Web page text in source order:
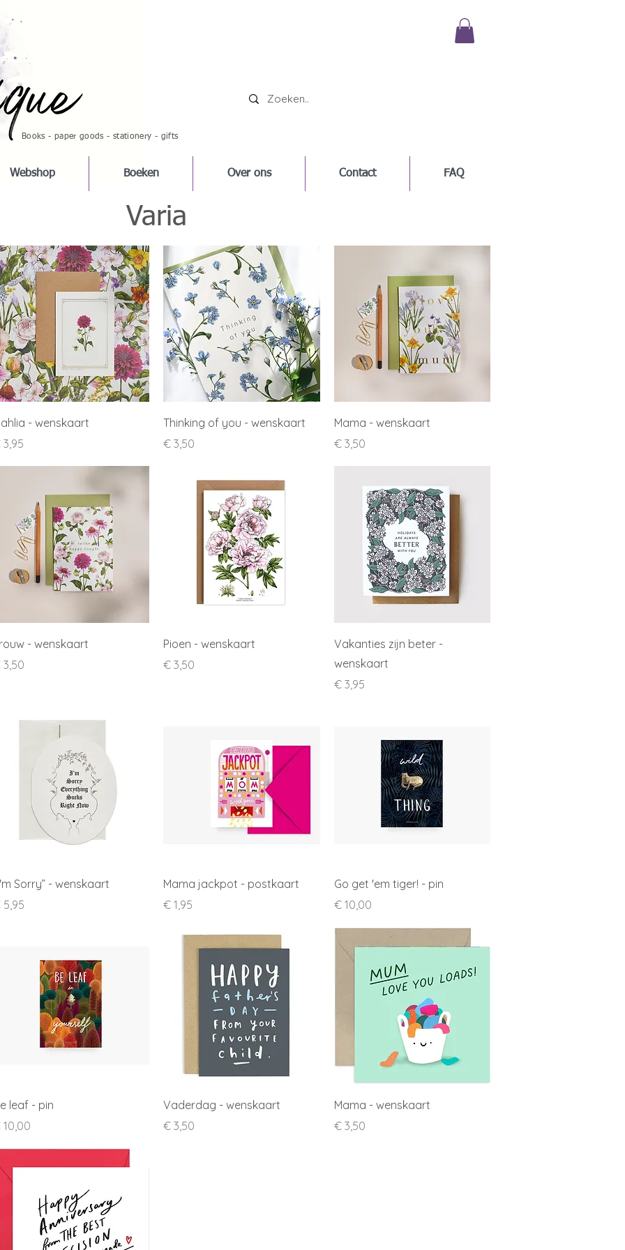
Webshop Boeken Over ons Contact FAQ
Books - paper goods - stationery - gifts
Varia
Snel overzicht
- wenskaart
Snel overzicht
Thinking of you - wenskaart
Prijs
€ 3,50
Snel overzicht
Mama - wenskaart
Prijs
€ 3,50
Snel overzicht
- wenskaart
Snel overzicht
Pioen - wenskaart
Prijs
€ 3,50
Snel overzicht
Vakanties zijn beter -
wenskaart
Prijs
€ 3,95
Snel overzicht
Sorry” - wenskaart
Snel overzicht
Mama jackpot - postkaart
Prijs
€ 1,95
Snel overzicht
Go get 'em tiger! - pin
Prijs
€ 10,00
Snel overzicht
leaf - pin
Snel overzicht
Vaderdag - wenskaart
Prijs
€ 3,50
Snel overzicht
Mama - wenskaart
Prijs
€ 3,50